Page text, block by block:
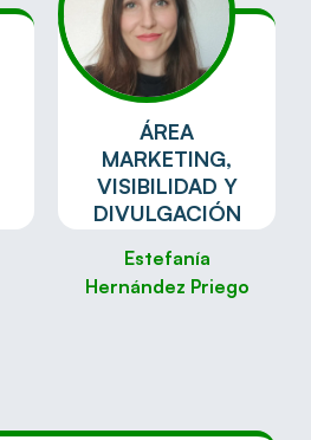
ÁREA
MARKETING,
VISIBILIDAD Y
DIVULGACIÓN
Estefanía
Hernández Priego